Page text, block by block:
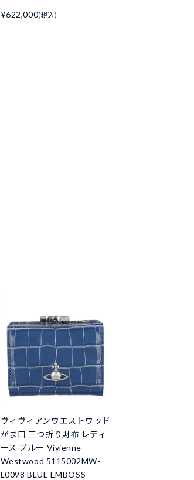
¥622,000(税込)
ヴィヴィアンウエストウッド
がま口 三つ折り財布 レディ
ース ブルー Vivienne
Westwood 5115002MW-
L0098 BLUE EMBOSS